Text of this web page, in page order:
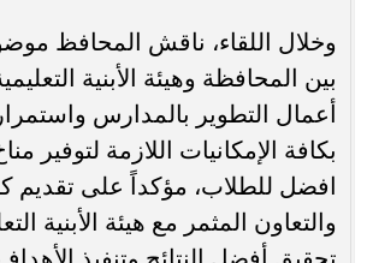
وخلال اللقاء، ناقش المحافظ
بين المحافظة وهيئة الأبنية
أعمال التطوير بالمدارس
بكافة الإمكانيات اللازمة لتوفير
افضل للطلاب، مؤكداً على تقديم
والتعاون المثمر مع هيئة الأبنية